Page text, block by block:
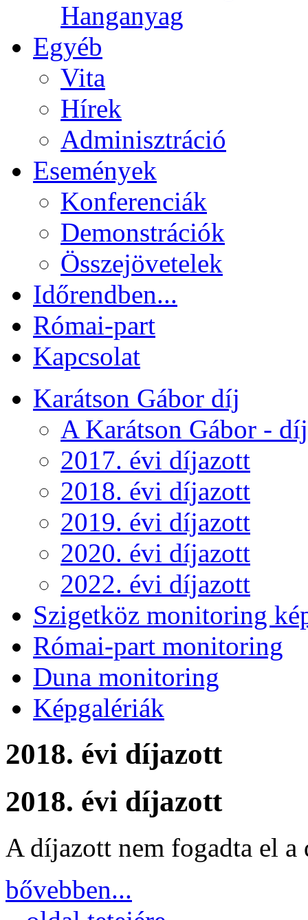
Hanganyag
Egyéb
Vita
Hírek
Adminisztráció
Események
Konferenciák
Demonstrációk
Összejövetelek
Időrendben...
Római-part
Kapcsolat
Karátson Gábor díj
A Karátson Gábor - díj
2017. évi díjazott
2018. évi díjazott
2019. évi díjazott
2020. évi díjazott
2022. évi díjazott
Szigetköz monitoring
Római-part monitoring
Duna monitoring
Képgalériák
2018. évi díjazott
2018. évi díjazott
A díjazott nem fogadta el a
bővebben...